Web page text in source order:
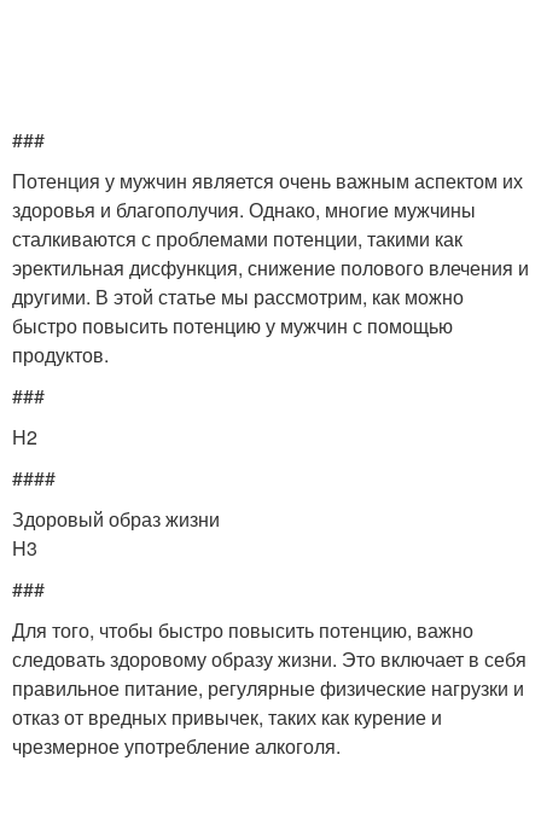
###
Потенция у мужчин является очень важным аспектом их
здоровья и благополучия. Однако, многие мужчины
сталкиваются с проблемами потенции, такими как
эректильная дисфункция, снижение полового влечения и
другими. В этой статье мы рассмотрим, как можно
быстро повысить потенцию у мужчин с помощью
продуктов.
###
H2
####
Здоровый образ жизни
H3
###
Для того, чтобы быстро повысить потенцию, важно
следовать здоровому образу жизни. Это включает в себя
правильное питание, регулярные физические нагрузки и
отказ от вредных привычек, таких как курение и
чрезмерное употребление алкоголя.